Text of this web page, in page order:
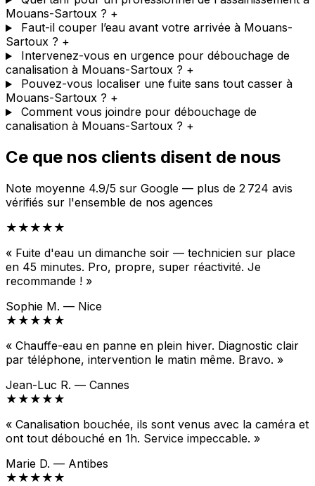
Mouans-Sartoux ? +
Faut-il couper l’eau avant votre arrivée à Mouans-
Sartoux ? +
Intervenez-vous en urgence pour débouchage de
canalisation à Mouans-Sartoux ? +
Pouvez-vous localiser une fuite sans tout casser à
Mouans-Sartoux ? +
Comment vous joindre pour débouchage de
canalisation à Mouans-Sartoux ? +
Ce que nos clients disent de nous
Note moyenne 4.9/5 sur Google — plus de 2 724 avis
vérifiés sur l'ensemble de nos agences
★★★★★
« Fuite d'eau un dimanche soir — technicien sur place
en 45 minutes. Pro, propre, super réactivité. Je
recommande ! »
Sophie M. — Nice
★★★★★
« Chauffe-eau en panne en plein hiver. Diagnostic clair
par téléphone, intervention le matin même. Bravo. »
Jean-Luc R. — Cannes
★★★★★
« Canalisation bouchée, ils sont venus avec la caméra et
ont tout débouché en 1h. Service impeccable. »
Marie D. — Antibes
★★★★★